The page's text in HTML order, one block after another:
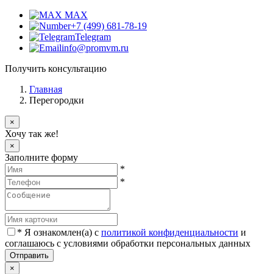
MAX
+7 (499) 681-78-19
Telegram
info@promvm.ru
Получить консультацию
Главная
Перегородки
×
Хочу так же!
×
Заполните форму
*
*
* Я ознакомлен(а) с политикой конфиденциальности и
соглашаюсь с условиями обработки персональных данных
Отправить
×